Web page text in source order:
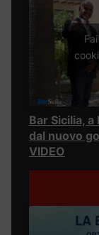
Bar Sicilia,
dal nuovo
VIDEO